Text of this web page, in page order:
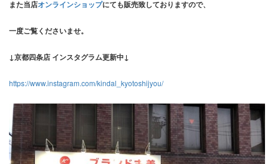
また当店オンラインショップにても販売致しておりますので、
一度ご覧くださいませ。
↓京都四条店 インスタグラム更新中↓
https://www.instagram.com/kindal_kyotoshijyou/